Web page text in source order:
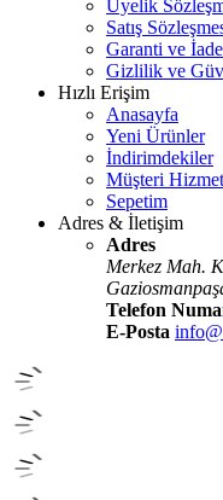
Üyelik
Satış
Garanti ve
Gizlilik ve
Hızlı Erişim
Anasayfa
Yeni Ürünler
İndirimdekiler
Müşteri
Sepetim
Adres & İletişim
Adres
Merkez Mah.
Telefon
E-Posta